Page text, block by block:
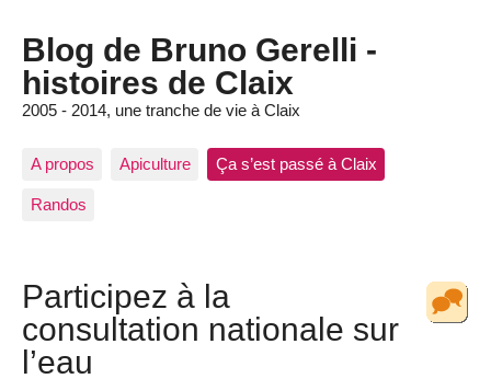
Blog de Bruno Gerelli -
histoires de Claix
2005 - 2014, une tranche de vie à Claix
A propos Apiculture Ça s’est passé à Claix
Randos
Participez à la
consultation nationale sur
l’eau